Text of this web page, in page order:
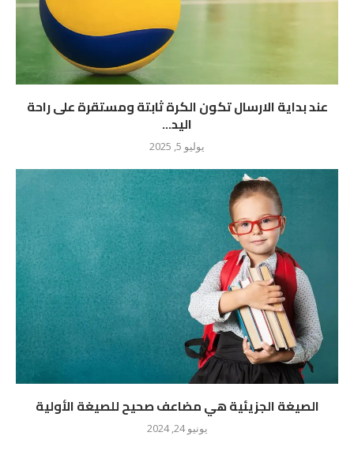
عند بداية الارسال تكون الكرة ثابتة ومستقرة على راحة
اليد...
يوليو 5, 2025
الصيغة الجزيئية هي مضاعف صحيح للصيغة الأولية
يونيو 24, 2024